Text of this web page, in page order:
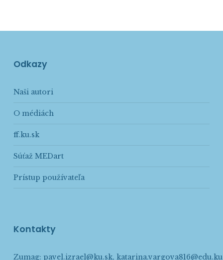
Odkazy
Naši autori
O médiách
ff.ku.sk
Súťaž MEDart
Prístup používateľa
Kontakty
Zumag: pavel.izrael@ku.sk,